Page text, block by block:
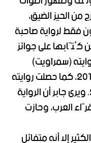
من الحيز الضيق،
فقط لرواية صاحبة
على جوائز
(سمراويت)
بجائزة الشارقة للإبداع العربي عام 2012، كما حصلت روايته
(رغوة سوداء) على جائزة كتارا 2019. ويرى جابر أن الرواية
العرب، وحازت
إلا أنه متفائل